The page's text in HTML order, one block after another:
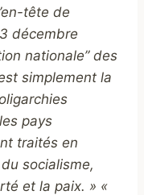
tête de
décembre
nationale” des
simplement la
pays
traités en
socialisme,
et la paix. » «